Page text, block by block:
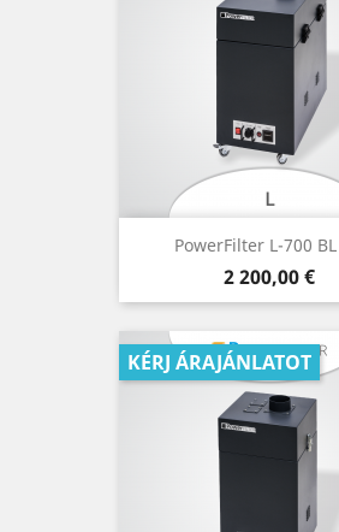
PowerFilter L-700
Ár
2 200,00 €
KÉRJ ÁRAJÁNLATOT